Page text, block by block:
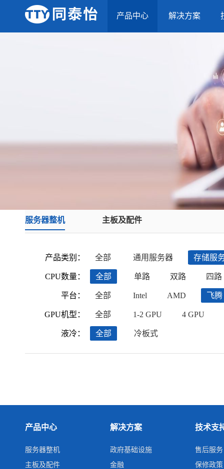
产品中心 解决方案
服务器整机 主板及配件
产品类别：
CPU数量：
平台：
GPU机型：
液冷：
全部 通用服务器 存储服
全部 单路 双路 四路
全部 Intel AMD 飞腾
全部 1-2 GPU 4 GPU
全部 冷板式
产品中心
服务器整机
主板及配件
解决方案
政府基础设施
金融
技术支
售后服务
保修政策